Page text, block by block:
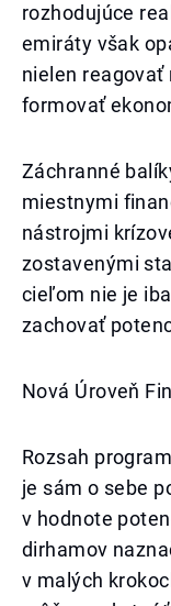
rozhodujúce
emiráty však
nielen reagovať
formovať
Záchranné
miestnymi
nástrojmi
zostavenými
cieľom nie je
zachovať
Nová Úroveň
Rozsah
je sám o sebe
v hodnote
dirhamov
v malých